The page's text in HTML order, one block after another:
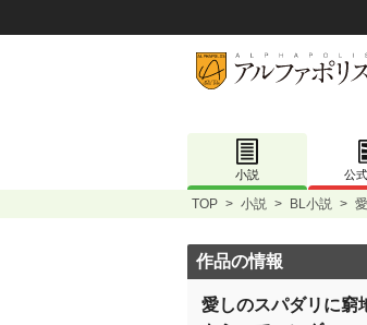
小説 公
TOP > 小説 > BL小説 >
作品の情報
愛しのスパダリに窮